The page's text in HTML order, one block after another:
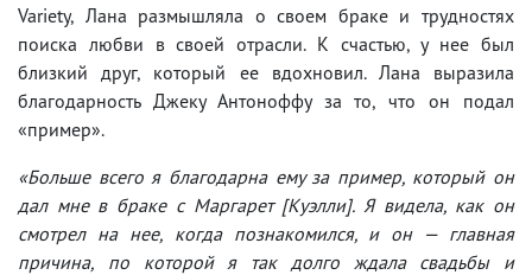
Variety, Лана размышляла о своем браке и трудностях
поиска любви в своей отрасли. К счастью, у нее был
близкий друг, который ее вдохновил. Лана выразила
благодарность Джеку Антоноффу за то, что он подал
«пример».
«Больше всего я благодарна ему за пример, который он
дал мне в браке с Маргарет [Куэлли]. Я видела, как он
смотрел на нее, когда познакомился, и он — главная
причина, по которой я так долго ждала свадьбы и